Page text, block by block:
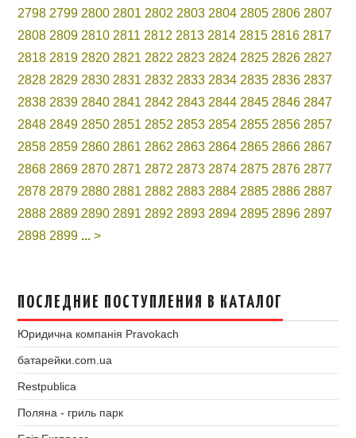
2798 2799 2800 2801 2802 2803 2804 2805 2806 2807
2808 2809 2810 2811 2812 2813 2814 2815 2816 2817
2818 2819 2820 2821 2822 2823 2824 2825 2826 2827
2828 2829 2830 2831 2832 2833 2834 2835 2836 2837
2838 2839 2840 2841 2842 2843 2844 2845 2846 2847
2848 2849 2850 2851 2852 2853 2854 2855 2856 2857
2858 2859 2860 2861 2862 2863 2864 2865 2866 2867
2868 2869 2870 2871 2872 2873 2874 2875 2876 2877
2878 2879 2880 2881 2882 2883 2884 2885 2886 2887
2888 2889 2890 2891 2892 2893 2894 2895 2896 2897
2898 2899 ... >
ПОСЛЕДНИЕ ПОСТУПЛЕНИЯ В КАТАЛОГ
Юридична компанія Pravokach
батарейки.com.ua
Restpublica
Поляна - гриль парк